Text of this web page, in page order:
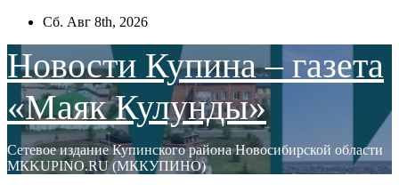
Перейти
содержимому
Сб. Авг 8th, 2026
Новости Купина – газета
«Маяк Кулунды»
Сетевое издание Купинского района Новосибирской области
МКKUPINO.RU (МККУПИНО)